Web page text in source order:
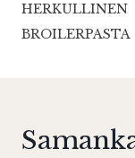
selaus
HERKULLINEN
BROILERPASTA